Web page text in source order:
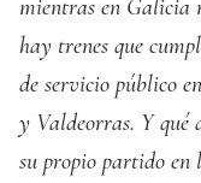
mientras en Galicia
hay trenes que
de servicio público
y Valdeorras. Y qué
su propio partido